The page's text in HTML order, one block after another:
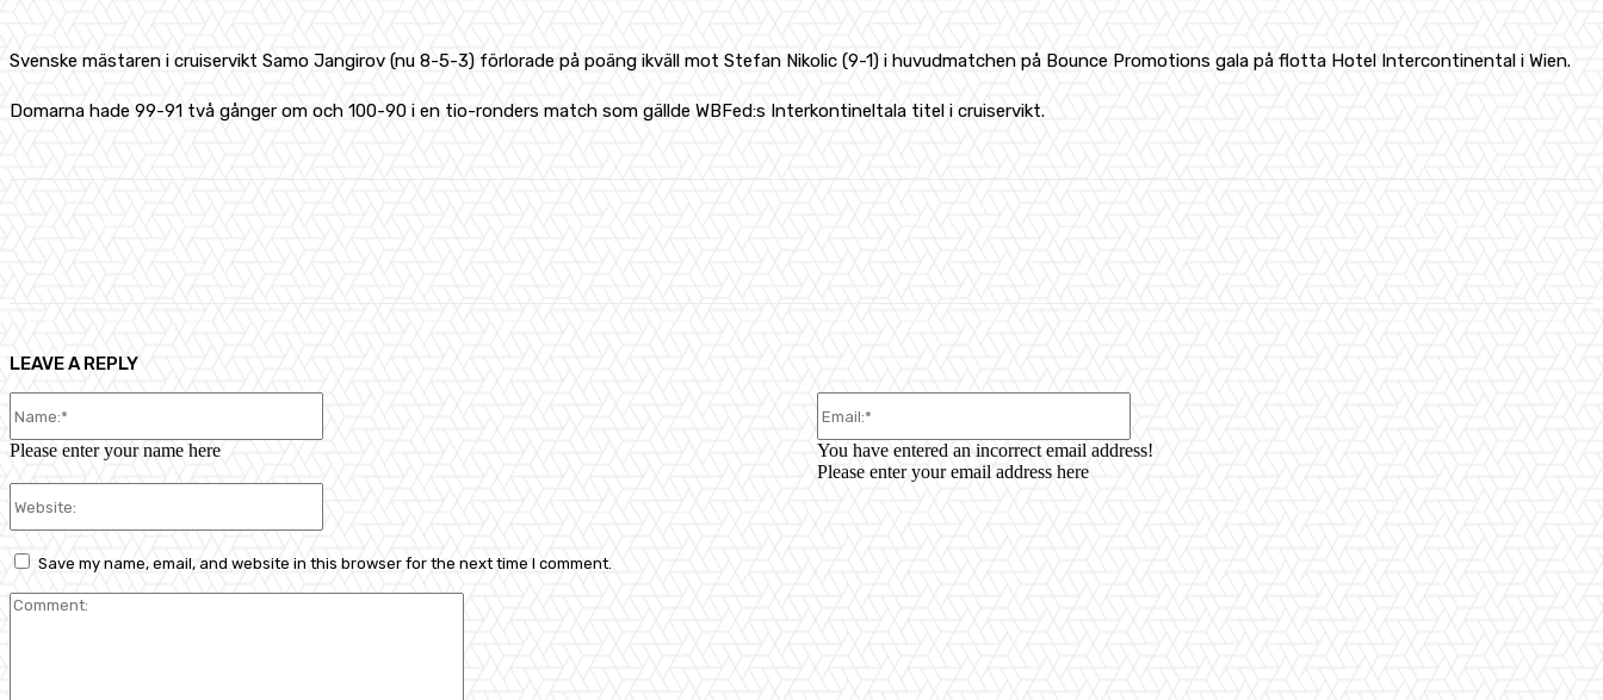
Svenske mästaren i cruiservikt Samo Jangirov (nu 8-5-3) förlorade på poäng ikväll mot Stefan Nikolic (9-1) i huvudmatchen på Bounce Promotions gala på flotta Hotel Intercontinental i Wien.
Domarna hade 99-91 två gånger om och 100-90 i en tio-ronders match som gällde WBFed:s Interkontineltala titel i cruiservikt.
LEAVE A REPLY
Please enter your name here
You have entered an incorrect email address!
Please enter your email address here
Save my name, email, and website in this browser for the next time I comment.